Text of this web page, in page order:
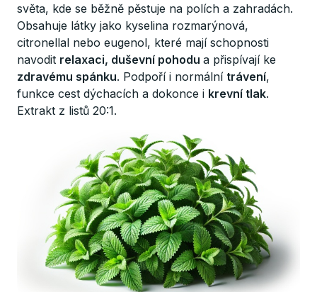
světa, kde se běžně pěstuje na polích a zahradách.
Obsahuje látky jako kyselina rozmarýnová,
citronellal nebo eugenol, které mají schopnosti
navodit relaxaci, duševní pohodu a přispívají ke
zdravému spánku. Podpoří i normální trávení,
funkce cest dýchacích a dokonce i krevní tlak.
Extrakt z listů 20:1.